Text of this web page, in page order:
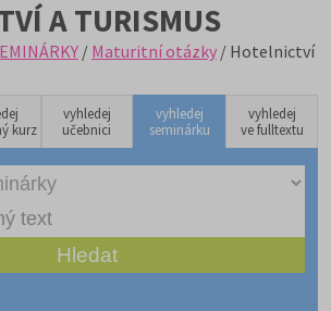
A TURISMUS
/ Maturitní otázky / Hotelnictví
kurz
vyhledej
učebnici
vyhledej
seminárku
vyhledej
ve fulltextu